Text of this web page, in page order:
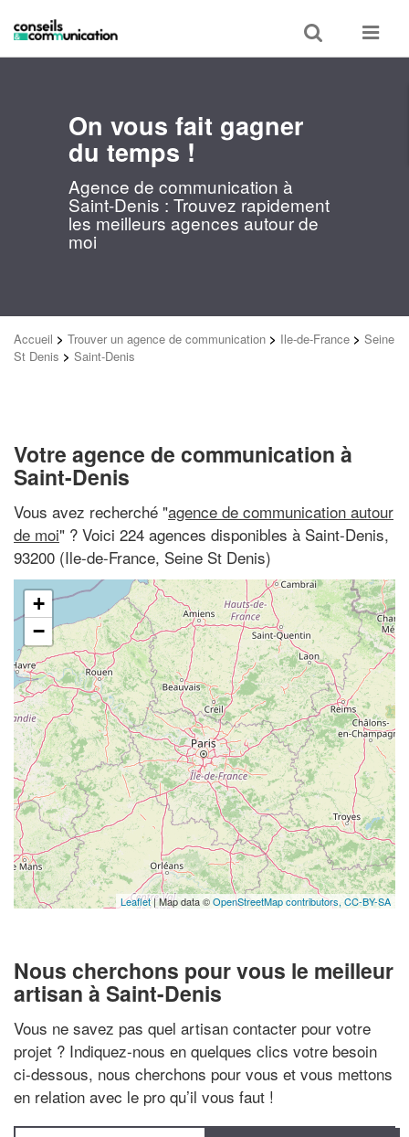
Toggle
search
Toggle
On vous fait gagner
du temps !
Agence de communication à
Saint-Denis : Trouvez rapidement
les meilleurs agences autour de
moi
Accueil > Trouver un agence de communication > Ile-de-France > Seine
St Denis > Saint-Denis
Votre agence de communication à
Saint-Denis
Vous avez recherché "agence de communication autour
de moi" ? Voici 224 agences disponibles à Saint-Denis,
93200 (Ile-de-France, Seine St Denis)
+
−
Leaflet| Map data ©OpenStreetMap contributors, CC-BY-SA
Nous cherchons pour vous le meilleur
artisan à Saint-Denis
Vous ne savez pas quel artisan contacter pour votre
projet ? Indiquez-nous en quelques clics votre besoin
ci-dessous, nous cherchons pour vous et vous mettons
en relation avec le pro qu’il vous faut !